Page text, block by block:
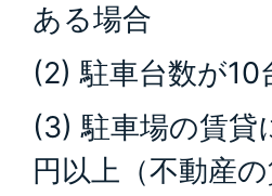
ある場合
(2) 駐車台数が
(3) 駐車場の賃貸
円以上（不動産